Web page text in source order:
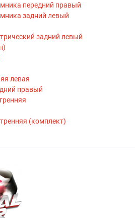
передний правый
задний левый
задний левый
левая
правый
(комплект)